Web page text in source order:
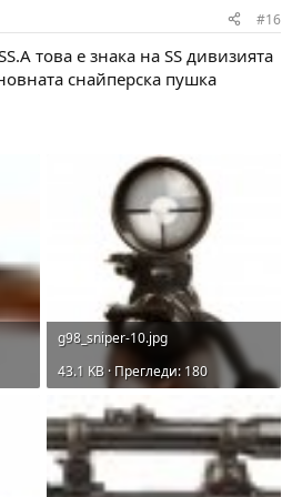
#16
това е знака на SS дивизията
снайперска пушка
g98_sniper-10.jpg
43.1 KB · Прегледи: 180